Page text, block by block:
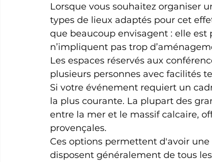
Lorsque vous souhaitez organiser
types de lieux adaptés pour cet
que beaucoup envisagent : elle
n’impliquent pas trop
Les espaces réservés aux
plusieurs personnes avec facilités
Si votre événement requiert un
la plus courante. La plupart des
entre la mer et le massif calcaire,
provençales.
Ces options permettent d'avoir
disposent généralement de tous